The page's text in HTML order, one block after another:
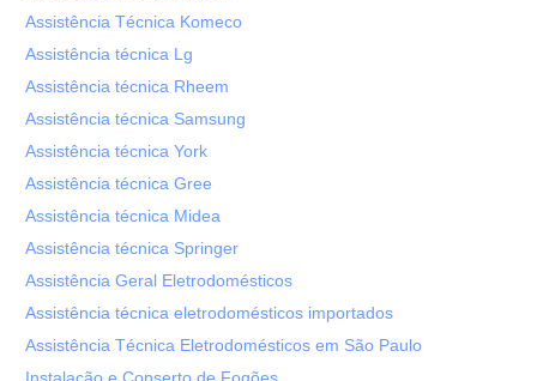
Assistência Técnica Komeco
Assistência técnica Lg
Assistência técnica Rheem
Assistência técnica Samsung
Assistência técnica York
Assistência técnica Gree
Assistência técnica Midea
Assistência técnica Springer
Assistência Geral Eletrodomésticos
Assistência técnica eletrodomésticos importados
Assistência Técnica Eletrodomésticos em São Paulo